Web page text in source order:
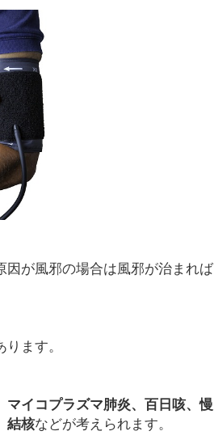
因が風邪の場合は風邪が治まれば
ます。
マイコプラズマ肺炎、百日咳、慢
結核などが考えられます。